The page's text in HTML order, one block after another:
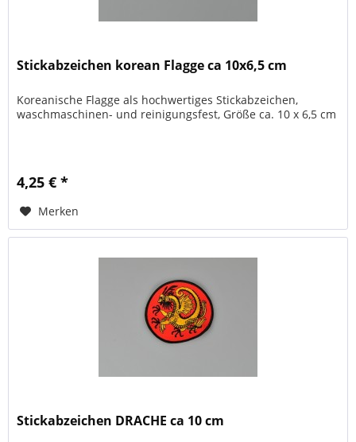
Stickabzeichen korean Flagge ca 10x6,5 cm
Koreanische Flagge als hochwertiges Stickabzeichen,
waschmaschinen- und reinigungsfest, Größe ca. 10 x 6,5 cm
4,25 € *
Merken
Stickabzeichen DRACHE ca 10 cm